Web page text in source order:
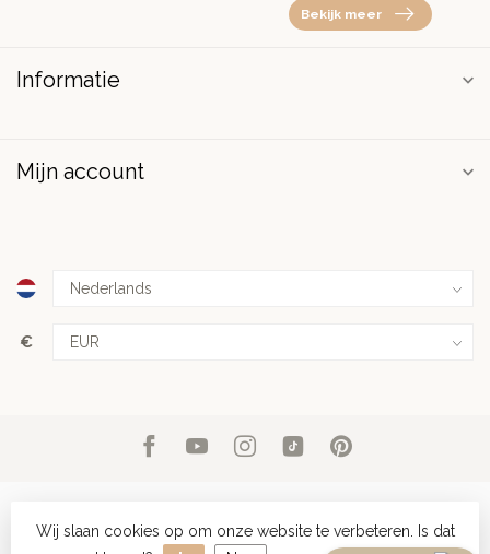
Bekijk meer
Informatie
Mijn account
€
© Copyright 2026 PuurSpirits.nl- Powered byLightspeed-
Wij slaan cookies op om onze website te verbeteren. Is dat